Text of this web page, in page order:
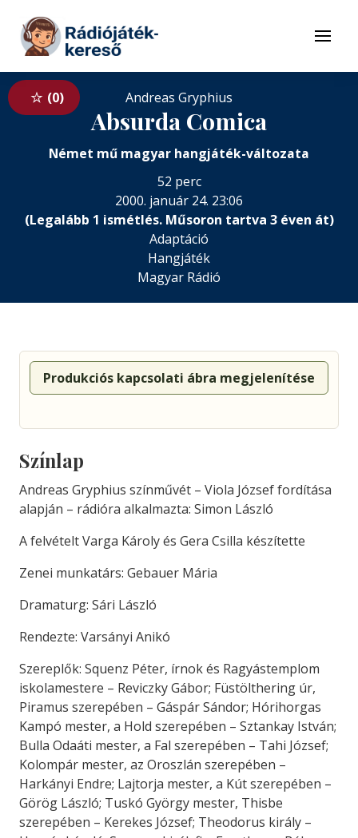
Tovább a tartalomhoz
Menü
0 Andreas Gryphius
Absurda Comica
Német mű magyar hangjáték-változata
52 perc
2000. január 24. 23:06
(Legalább 1 ismétlés. Műsoron tartva 3 éven át)
Adaptáció
Hangjáték
Magyar Rádió
Produkciós kapcsolati ábra megjelenítése
Színlap
Andreas Gryphius színművét – Viola József fordítása
alapján – rádióra alkalmazta: Simon László
A felvételt Varga Károly és Gera Csilla készítette
Zenei munkatárs: Gebauer Mária
Dramaturg: Sári László
Rendezte: Varsányi Anikó
Szereplők: Squenz Péter, írnok és Ragyástemplom
iskolamestere – Reviczky Gábor; Füstölthering úr,
Piramus szerepében – Gáspár Sándor; Hórihorgas
Kampó mester, a Hold szerepében – Sztankay István;
Bulla Odaáti mester, a Fal szerepében – Tahi József;
Kolompár mester, az Oroszlán szerepében –
Harkányi Endre; Lajtorja mester, a Kút szerepében –
Görög László; Tuskó György mester, Thisbe
szerepében – Kerekes József; Theodorus király –